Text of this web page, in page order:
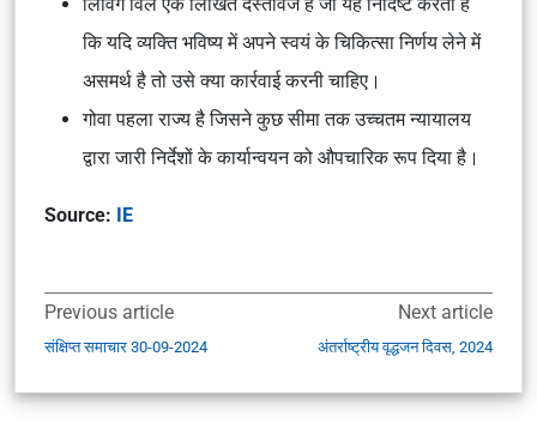
कि यदि व्यक्ति भविष्य में अपने स्वयं के चिकित्सा निर्णय लेने में
असमर्थ है तो उसे क्या कार्रवाई करनी चाहिए।
गोवा पहला राज्य है जिसने कुछ सीमा तक उच्चतम न्यायालय
द्वारा जारी निर्देशों के कार्यान्वयन को औपचारिक रूप दिया है।
Source: IE
Previous article
संक्षिप्त समाचार 30-09-2024
Next article
अंतर्राष्ट्रीय वृद्धजन दिवस, 2024